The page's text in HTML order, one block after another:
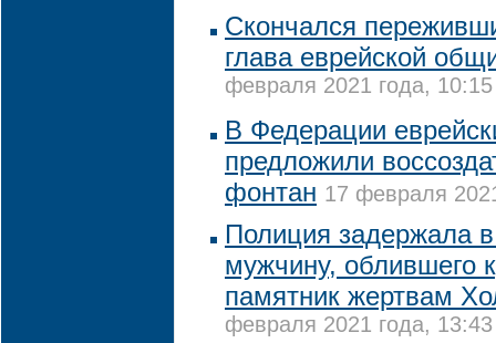
Скончался
глава еврейской
февраля 2021 года, 10:15
В Федерации
предложили
фонтан 17 февраля
Полиция задержала
мужчину, облившего
памятник жертвам
февраля 2021 года, 13:43